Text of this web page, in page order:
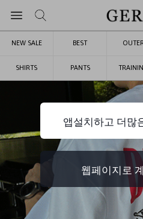
NEW SALE BEST OUTER
SHIRTS PANTS
앱설치하고 더많
웹페이지로